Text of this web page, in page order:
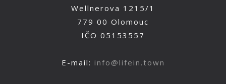
Wellnerova 1215/1
779 00 Olomouc
IČO 05153557
E-mail: info@lifein.town